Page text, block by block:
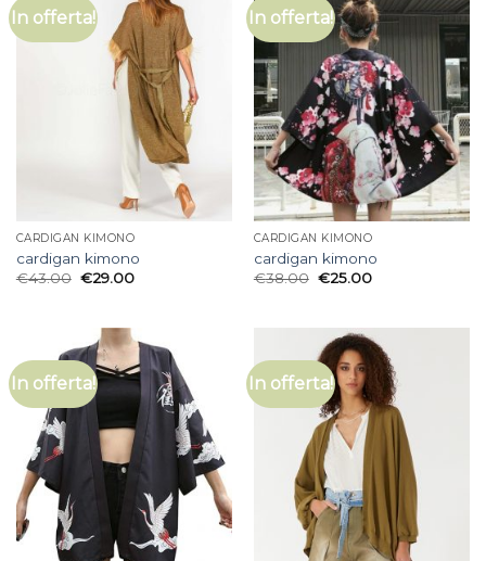
In offerta!
CARDIGAN KIMONO
cardigan kimono
€43.00 €29.00
In offerta!
CARDIGAN KIMONO
cardigan kimono
€38.00 €25.00
In offerta! In offerta!